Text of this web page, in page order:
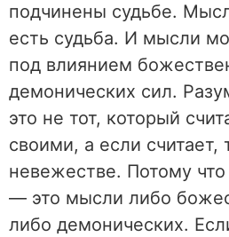
подчинены судьбе.
есть судьба. И мысли
под влиянием
демонических сил.
это не тот, который
своими, а если считает,
невежестве. Потому
— это мысли либо
либо демонических.